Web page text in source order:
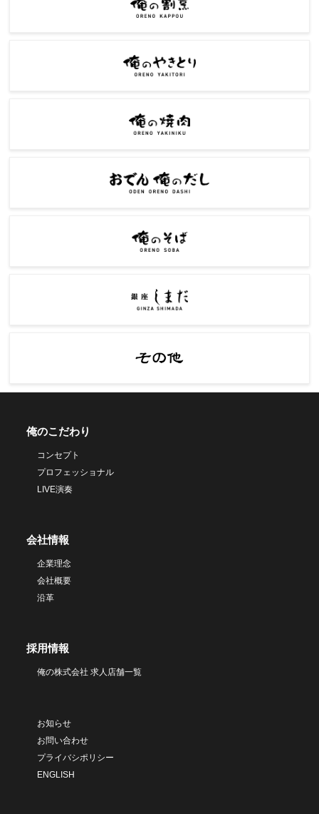
俺のこだわり
コンセプト
プロフェッショナル
LIVE演奏
会社情報
企業理念
会社概要
沿革
採用情報
俺の株式会社 求人店舗一覧
お知らせ
お問い合わせ
プライバシポリシー
ENGLISH